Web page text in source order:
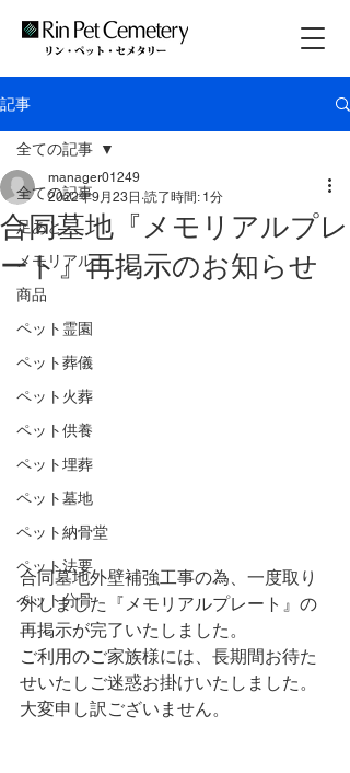
記事
全ての記事
足あと
メモリアル
商品
ペット霊園
ペット葬儀
ペット火葬
ペット供養
ペット埋葬
ペット墓地
ペット納骨堂
ペット法要
ペット分骨
全ての記事
合同墓地『メモリアルプレ
ート』再掲示のお知らせ
manager01249
2022年9月23日 読了時間: 1分
合同墓地外壁補強工事の為、一度取り
外しました『メモリアルプレート』の
再掲示が完了いたしました。
ご利用のご家族様には、長期間お待た
せいたしご迷惑お掛けいたしました。
大変申し訳ございません。